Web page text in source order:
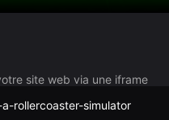
site web via une iframe
rollercoaster-simulator